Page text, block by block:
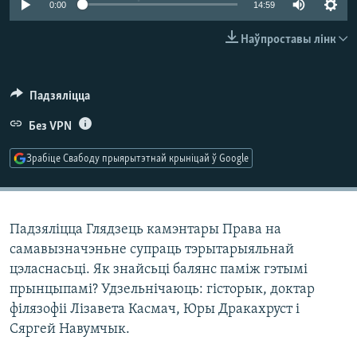
КУЛЬТУРА
МОВА0:00 14:59
Наўпроставы лінк
Падзяліцца
Без VPN
Зрабіце Свабоду прыярытэтнай крыніцай ў Google
Падзяліцца Глядзець камэнтары Права на
самавызначэньне супраць тэрытарыяльнай
цэласнасьці. Як знайсьці балянс паміж гэтымі
прынцыпамі? Удзельнічаюць: гісторык, доктар
філязофіі Лізавета Касмач, Юры Дракахруст і
Сяргей Навумчык.